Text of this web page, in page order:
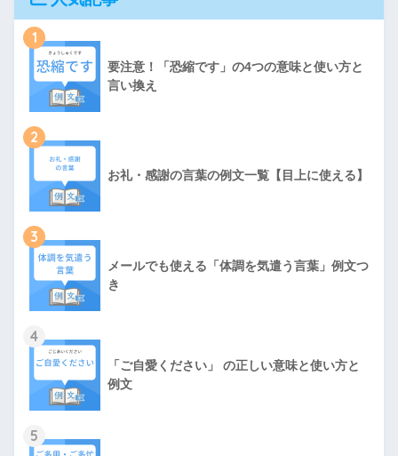
1
要注意！「恐縮です」の4つの意味と使い方と
言い換え
2
お礼・感謝の言葉の例文一覧【目上に使える】
3
メールでも使える「体調を気遣う言葉」例文つ
き
4
「ご自愛ください」 の正しい意味と使い方と
例文
5